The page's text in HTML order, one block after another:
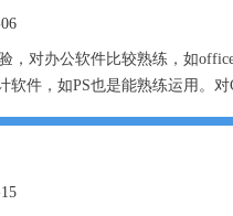
，对办公软件比较熟练，如
软件，如PS也是能熟练运用。对